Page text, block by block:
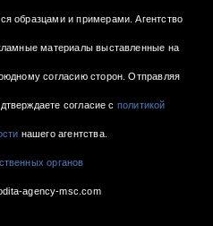
образцами и примерами. Агентство
материалы выставленные на
согласию сторон. Отправляя
согласие с политикой
нашего агентства.
органов
agency-msc.com